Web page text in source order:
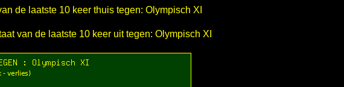
de laatste 10 keer thuis tegen: Olympisch XI
van de laatste 10 keer uit tegen: Olympisch XI